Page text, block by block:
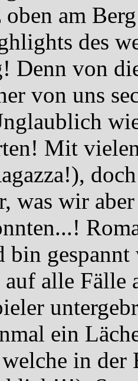
am
des
Denn von
von uns
Mit
was wir
gespannt
alle Fälle
ein
in der